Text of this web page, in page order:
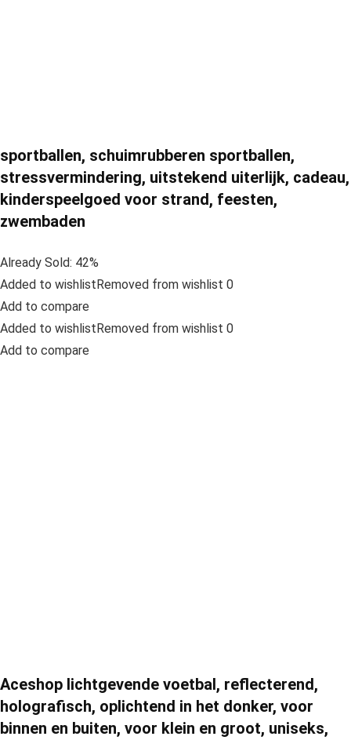
sportballen, schuimrubberen sportballen,
stressvermindering, uitstekend uiterlijk, cadeau,
kinderspeelgoed voor strand, feesten,
zwembaden
Already Sold: 42%
Added to wishlistRemoved from wishlist 0
Add to compare
Added to wishlistRemoved from wishlist 0
Add to compare
Aceshop lichtgevende voetbal, reflecterend,
holografisch, oplichtend in het donker, voor
binnen en buiten, voor klein en groot, uniseks,